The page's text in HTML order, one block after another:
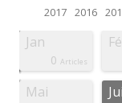
2017 2016
Jan
0 Articles
Mai